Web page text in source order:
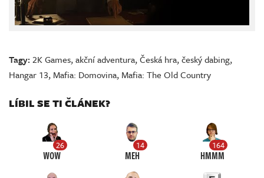
Tagy:2K Games,akční adventura,Česká hra,český dabing,
Hangar 13, Mafia: Domovina, Mafia: The Old Country
LÍBIL SE TI ČLÁNEK?
26
WOW
14
MEH
164
HMMM